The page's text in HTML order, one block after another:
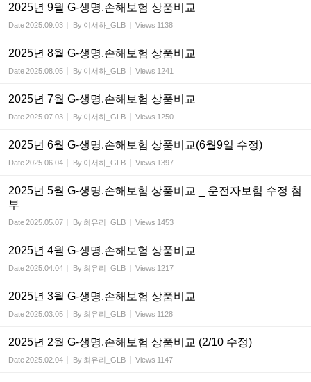
2025년 9월 G-생명.손해보험 상품비교
Date2025.09.03 By 이서하_GLB Views 1138
2025년 8월 G-생명.손해보험 상품비교
Date2025.08.05 By 이서하_GLB Views 1241
2025년 7월 G-생명.손해보험 상품비교
Date2025.07.03 By 이서하_GLB Views 1250
2025년 6월 G-생명.손해보험 상품비교(6월9일 수정)
Date2025.06.04 By 이서하_GLB Views 1397
2025년 5월 G-생명.손해보험 상품비교 _ 운전자보험 수정 첨
부
Date2025.05.07 By 최유리_GLB Views 1453
2025년 4월 G-생명.손해보험 상품비교
Date2025.04.04 By 최유리_GLB Views 1217
2025년 3월 G-생명.손해보험 상품비교
Date2025.03.05 By 최유리_GLB Views 1128
2025년 2월 G-생명.손해보험 상품비교 (2/10 수정)
Date2025.02.04 By 최유리_GLB Views 1147